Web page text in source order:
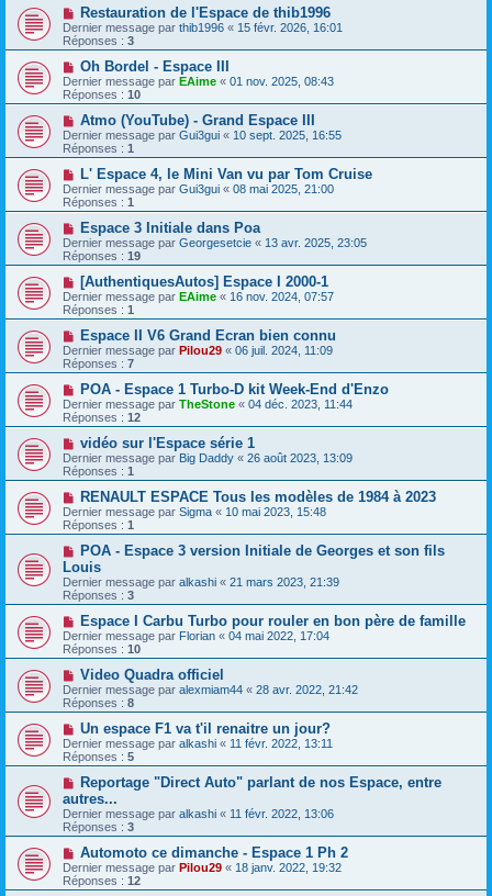
Restauration de l'Espace de thib1996
Dernier message par thib1996 « 15 févr. 2026, 16:01
Réponses : 3
Oh Bordel - Espace III
Dernier message par EAime « 01 nov. 2025, 08:43
Réponses : 10
Atmo (YouTube) - Grand Espace III
Dernier message par Gui3gui « 10 sept. 2025, 16:55
Réponses : 1
L' Espace 4, le Mini Van vu par Tom Cruise
Dernier message par Gui3gui « 08 mai 2025, 21:00
Réponses : 1
Espace 3 Initiale dans Poa
Dernier message par Georgesetcie « 13 avr. 2025, 23:05
Réponses : 19
[AuthentiquesAutos] Espace I 2000-1
Dernier message par EAime « 16 nov. 2024, 07:57
Réponses : 1
Espace II V6 Grand Ecran bien connu
Dernier message par Pilou29 « 06 juil. 2024, 11:09
Réponses : 7
POA - Espace 1 Turbo-D kit Week-End d'Enzo
Dernier message par TheStone « 04 déc. 2023, 11:44
Réponses : 12
vidéo sur l'Espace série 1
Dernier message par Big Daddy « 26 août 2023, 13:09
Réponses : 1
RENAULT ESPACE Tous les modèles de 1984 à 2023
Dernier message par Sigma « 10 mai 2023, 15:48
Réponses : 1
POA - Espace 3 version Initiale de Georges et son fils
Louis
Dernier message par alkashi « 21 mars 2023, 21:39
Réponses : 3
Espace I Carbu Turbo pour rouler en bon père de famille
Dernier message par Florian « 04 mai 2022, 17:04
Réponses : 10
Video Quadra officiel
Dernier message par alexmiam44 « 28 avr. 2022, 21:42
Réponses : 8
Un espace F1 va t'il renaitre un jour?
Dernier message par alkashi « 11 févr. 2022, 13:11
Réponses : 5
Reportage "Direct Auto" parlant de nos Espace, entre
autres...
Dernier message par alkashi « 11 févr. 2022, 13:06
Réponses : 3
Automoto ce dimanche - Espace 1 Ph 2
Dernier message par Pilou29 « 18 janv. 2022, 19:32
Réponses : 12